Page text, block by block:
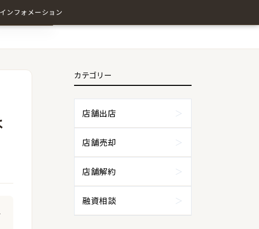
インフォメーション
カテゴリー
店舗出店
店舗売却
店舗解約
融資相談